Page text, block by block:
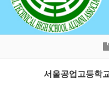
서울공업고등학